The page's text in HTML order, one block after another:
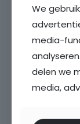
- Energielabel
- CV-
- Badkamer
-
Openbaar
We
media-
delen we
media,